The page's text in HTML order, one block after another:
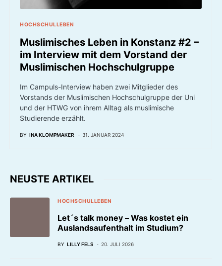
HOCHSCHULLEBEN
Muslimisches Leben in Konstanz #2 –
im Interview mit dem Vorstand der
Muslimischen Hochschulgruppe
Im Campuls-Interview haben zwei Mitglieder des
Vorstands der Muslimischen Hochschulgruppe der Uni
und der HTWG von ihrem Alltag als muslimische
Studierende erzählt.
BY INA KLOMPMAKER 31. JANUAR 2024
NEUSTE ARTIKEL
HOCHSCHULLEBEN
Let´s talk money – Was kostet ein
Auslandsaufenthalt im Studium?
BY LILLY FELS 20. JULI 2026